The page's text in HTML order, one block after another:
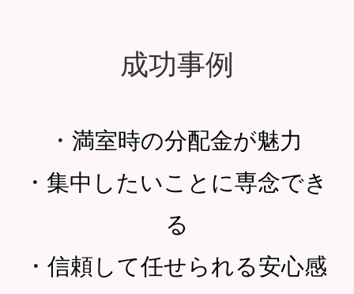
成功事例
・ 満室時の分配金が魅力
・ 集中したいことに専念でき
る
・ 信頼して任せられる安心感